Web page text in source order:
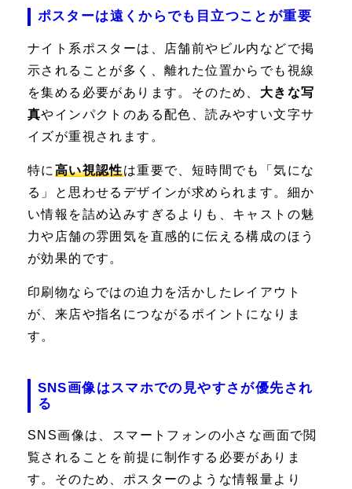
ポスターは遠くからでも目立つことが重要
ナイト系ポスターは、店舗前やビル内などで掲
示されることが多く、離れた位置からでも視線
を集める必要があります。そのため、 大きな写
真やインパクトのある配色、読みやすい文字サ
イズが重視されます。
特に 高い視認性は重要で、短時間でも「気にな
る」と思わせるデザインが求められます。細か
い情報を詰め込みすぎるよりも、キャストの魅
力や店舗の雰囲気を直感的に伝える構成のほう
が効果的です。
印刷物ならではの迫力を活かしたレイアウト
が、来店や指名につながるポイントになりま
す。
SNS画像はスマホでの見やすさが優先され
る
SNS画像は、スマートフォンの小さな画面で閲
覧されることを前提に制作する必要がありま
す。そのため、ポスターのような情報量より